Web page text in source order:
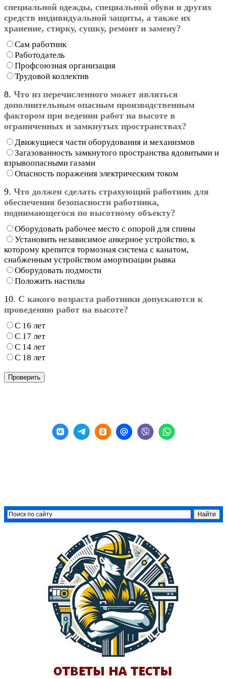
специальной одежды, специальной обуви и других
средств индивидуальной защиты, а также их
хранение, стирку, сушку, ремонт и замену?
Сам работник
Работодатель
Профсоюзная организация
Трудовой коллектив
8. Что из перечисленного может являться
дополнительным опасным производственным
фактором при ведении работ на высоте в
ограниченных и замкнутых пространствах?
Движущиеся части оборудования и механизмов
Загазованность замкнутого пространства ядовитыми и
взрывоопасными газами
Опасность поражения электрическим током
9. Что должен сделать страхующий работник для
обеспечения безопасности работника,
поднимающегося по высотному объекту?
Оборудовать рабочее место с опорой для спины
Установить независимое анкерное устройство, к
которому крепится тормозная система с канатом,
снабженным устройством амортизации рывка
Оборудовать подмости
Положить настилы
10. С какого возраста работники допускаются к
проведению работ на высоте?
С 16 лет
С 17 лет
С 14 лет
С 18 лет